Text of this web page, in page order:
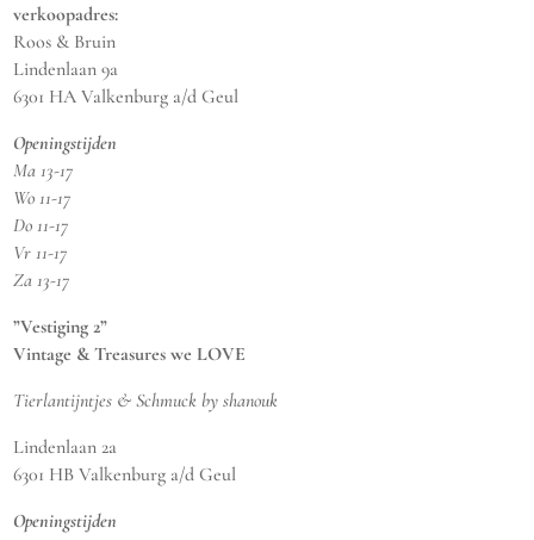
verkoopadres:
Roos & Bruin
Lindenlaan 9a
6301 HA Valkenburg a/d Geul
Openingstijden
Ma 13-17
Wo 11-17
Do 11-17
Vr 11-17
Za 13-17
”Vestiging 2”
Vintage & Treasures we LOVE
Tierlantijntjes & Schmuck by shanouk
Lindenlaan 2a
6301 HB Valkenburg a/d Geul
Openingstijden